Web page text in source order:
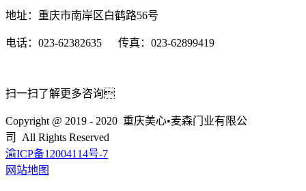
地址：重庆市南岸区白鹤路56号
电话：023-62382635 传真：023-62899419
扫一扫了解更多咨询
Copyright @ 2019 - 2020 重庆美心•麦森门业有限公
司 All Rights Reserved
渝ICP备12004114号-7
网站地图